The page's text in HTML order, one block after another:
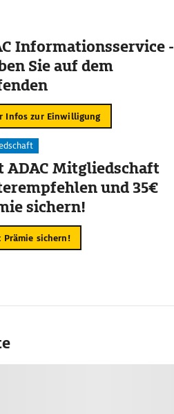
Informationsservice -
Sie auf dem
Infos zur Einwilligung
ADAC Mitgliedschaft
und 35€
sichern!
Prämie sichern!